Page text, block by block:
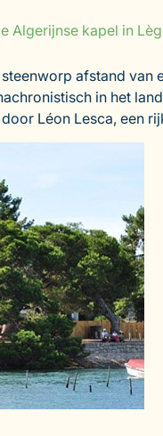
Algerijnse kapel in
afstand van
in het
Léon Lesca, een